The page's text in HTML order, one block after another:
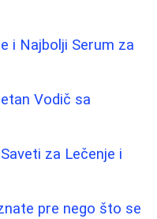
i Najbolji Serum za
Vodič sa
za Lečenje i
pre nego što se